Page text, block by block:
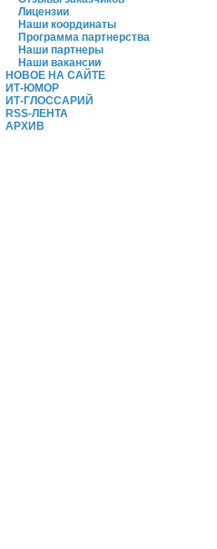
Лицензии
Наши координаты
Программа партнерства
Наши партнеры
Наши вакансии
НОВОЕ НА САЙТЕ
ИТ-ЮМОР
ИТ-ГЛОССАРИЙ
RSS-ЛЕНТА
АРХИВ